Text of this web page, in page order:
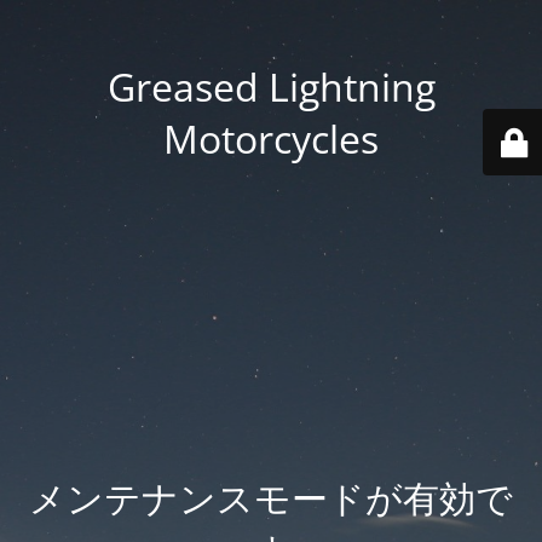
Greased Lightning
Motorcycles
メンテナンスモードが有効で